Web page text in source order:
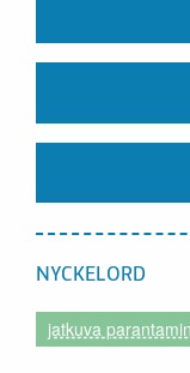
NYCKELORD
jatkuva